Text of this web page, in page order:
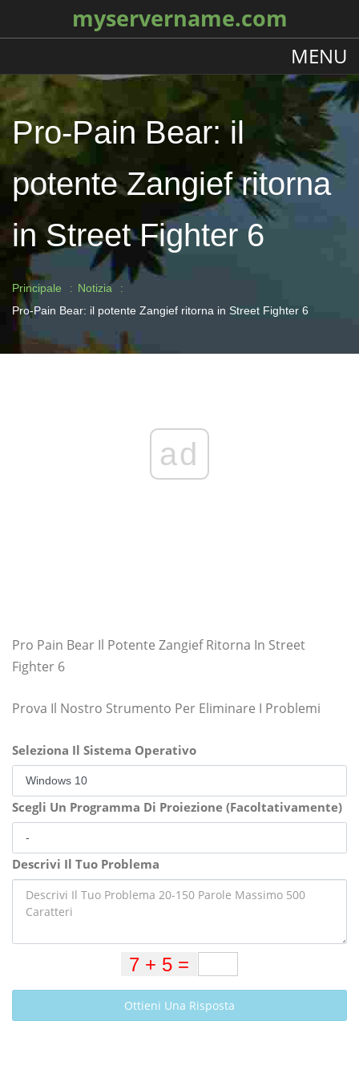
myservername.com
MENU
Pro-Pain Bear: il
potente Zangief ritorna
in Street Fighter 6
Principale
Notizia
Pro-Pain Bear: il potente Zangief ritorna in Street Fighter 6
ad
Pro Pain Bear Il Potente Zangief Ritorna In Street
Fighter 6
Prova Il Nostro Strumento Per Eliminare I Problemi
Seleziona Il Sistema Operativo
Scegli Un Programma Di Proiezione (Facoltativamente)
Descrivi Il Tuo Problema
Ottieni Una Risposta